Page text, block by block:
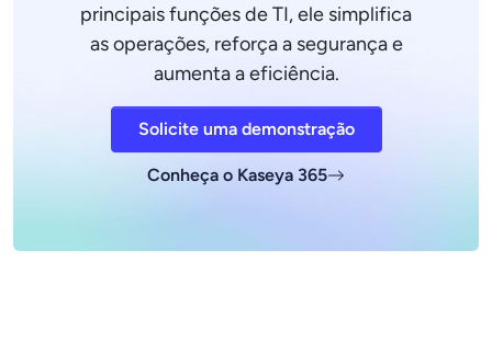
principais funções de TI, ele simplifica
as operações, reforça a segurança e
aumenta a eficiência.
Solicite uma demonstração
Conheça o Kaseya 365